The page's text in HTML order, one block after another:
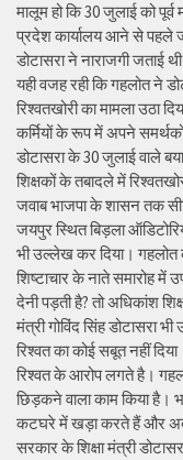
मालूम हो कि 30 जुलाई को
प्रदेश कार्यालय आने से पहले
डोटासरा ने नाराजगी जताई
यही वजह रही कि गहलोत ने
रिश्वतखोरी का मामला उठा
कर्मियों के रूप में अपने
डोटासरा के 30 जुलाई वाले
शिक्षकों के तबादले में
जवाब भाजपा के शासन तक
जयपुर स्थित बिड़ला
भी उल्लेख कर दिया। गहलोत
शिष्टाचार के नाते समारोह में
देनी पड़ती है? तो अधिकांश
मंत्री गोविंद सिंह डोटासरा
रिश्वत का कोई सबूत नहीं
रिश्वत के आरोप लगते है।
छिड़कने वाला काम किया है।
कटघरे में खड़ा करते हैं और अब
सरकार के शिक्षा मंत्री